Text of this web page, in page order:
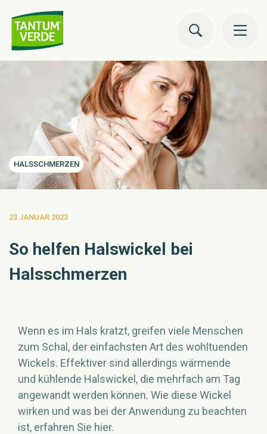
Ratgeber Gesundheit
Unsere Produkte
Jetzt bestellen
Über uns
Expertenportal
HALSSCHMERZEN
23 JANUAR 2023
So helfen Halswickel bei
Halsschmerzen
Wenn es im Hals kratzt, greifen viele Menschen
zum Schal, der einfachsten Art des wohltuenden
Wickels. Effektiver sind allerdings wärmende
und kühlende Halswickel, die mehrfach am Tag
angewandt werden können. Wie diese Wickel
wirken und was bei der Anwendung zu beachten
ist, erfahren Sie hier.